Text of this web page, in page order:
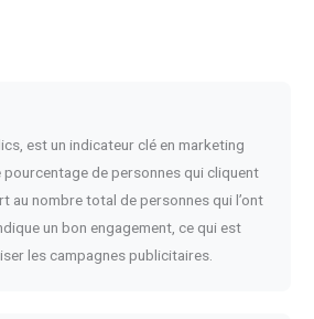
est un indicateur clé en marketing
pourcentage de personnes qui cliquent
au nombre total de personnes qui l’ont
un bon engagement, ce qui est
les campagnes publicitaires.